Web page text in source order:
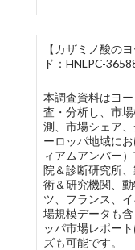
【カザミノ酸の
ド：HNLPC-
本調査資料はヨ
査・分析し、市
測、市場シェア
ーロッパ地域に
ィアムアンバー
院＆診断研究所
術＆研究機関、
ツ、フランス、
場規模データも
ッパ市場レポー
ズも可能です。